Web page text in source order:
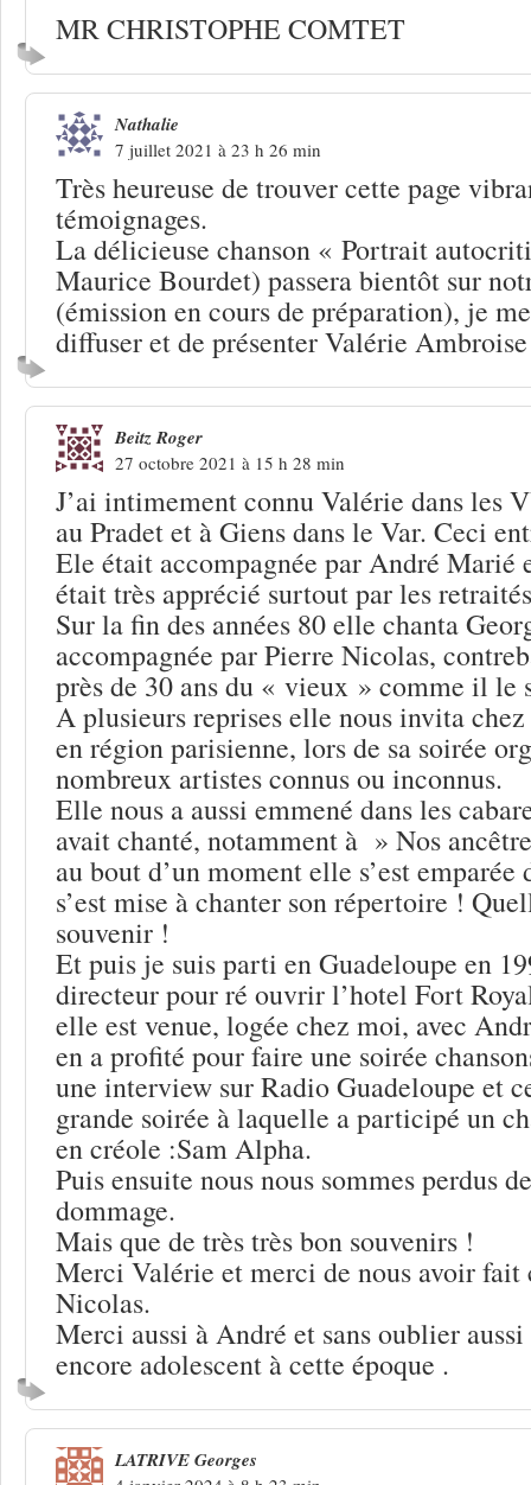
MR CHRISTOPHE COMTET
Nathalie
7 juillet 2021 à 23 h 26 min
Très heureuse de trouver cette page
témoignages.
La délicieuse chanson « Portrait
Maurice Bourdet) passera bientôt sur
(émission en cours de préparation), je
diffuser et de présenter Valérie
Beitz Roger
27 octobre 2021 à 15 h 28 min
J’ai intimement connu Valérie dans les
au Pradet et à Giens dans le Var. Ceci
Ele était accompagnée par André Marié
était très apprécié surtout par les
Sur la fin des années 80 elle chanta
accompagnée par Pierre Nicolas,
près de 30 ans du « vieux » comme il le
A plusieurs reprises elle nous invita
en région parisienne, lors de sa soirée
nombreux artistes connus ou inconnus.
Elle nous a aussi emmené dans les
avait chanté, notamment à » Nos
au bout d’un moment elle s’est emparée
s’est mise à chanter son répertoire !
souvenir !
Et puis je suis parti en Guadeloupe en
directeur pour ré ouvrir l’hotel Fort
elle est venue, logée chez moi, avec
en a profité pour faire une soirée
une interview sur Radio Guadeloupe et
grande soirée à laquelle a participé un
en créole :Sam Alpha.
Puis ensuite nous nous sommes perdus
dommage.
Mais que de très très bon souvenirs !
Merci Valérie et merci de nous avoir fait
Nicolas.
Merci aussi à André et sans oublier
encore adolescent à cette époque .
LATRIVE Georges